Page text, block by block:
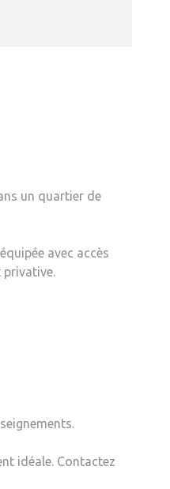
un quartier de
avec accès
privative.
idéale. Contactez